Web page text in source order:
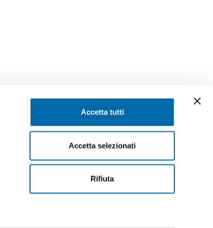
Accetta tutti
Accetta selezionati
Rifiuta
FacebookInstagramLinkedInYouTubeTwitter